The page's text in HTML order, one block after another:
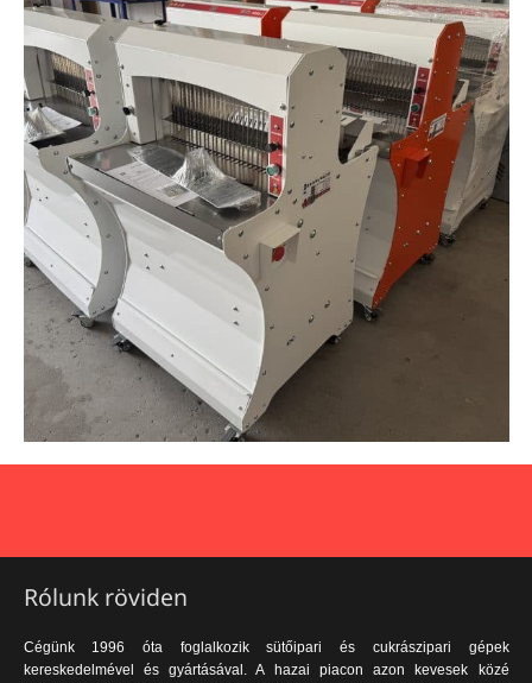
Rólunk röviden
Cégünk 1996 óta foglalkozik sütőipari és cukrászipari gépek
kereskedelmével és gyártásával. A hazai piacon azon kevesek közé